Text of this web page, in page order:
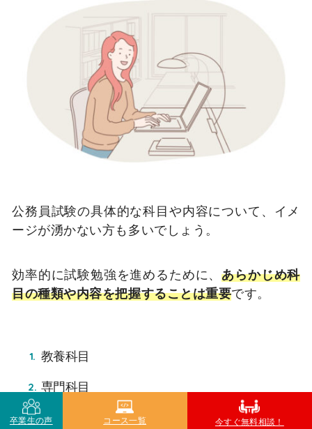
公務員試験の具体的な科目や内容について、イメ
ージが湧かない方も多いでしょう。
効率的に試験勉強を進めるために、あらかじめ科
目の種類や内容を把握することは重要です。
教養科目
専門科目
面接や論文試験への対策も必要
卒業生の声 コース一覧 今すぐ無料相談！